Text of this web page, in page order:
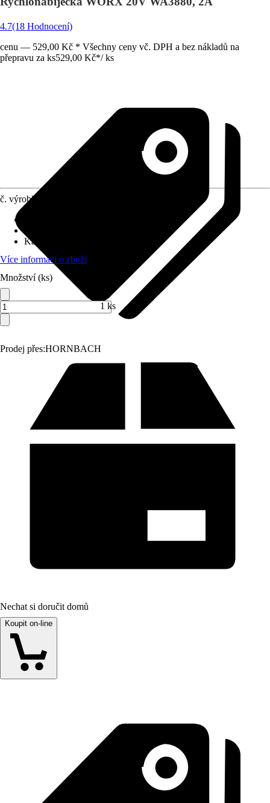
4.7(18 Hodnocení)
cenu — 529,00 Kč * Všechny ceny vč. DPH a bez nákladů na
přepravu za ks529,00 Kč*/ ks
Prodej přes:HORNBACH
č. výrobku
Kapacita akumulátoru
Více informací o zboží
Množství (ks)
1 ks
Nechat si doručit domů
Koupit on-line